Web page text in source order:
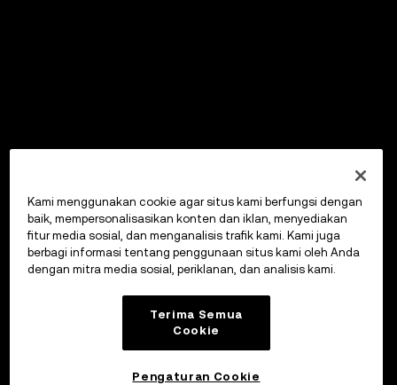
Kami menggunakan cookie agar situs kami berfungsi dengan
baik, mempersonalisasikan konten dan iklan, menyediakan
fitur media sosial, dan menganalisis trafik kami. Kami juga
berbagi informasi tentang penggunaan situs kami oleh Anda
dengan mitra media sosial, periklanan, dan analisis kami.
Terima Semua
Cookie
Pengaturan Cookie